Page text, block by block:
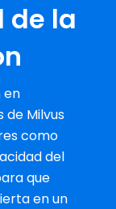
de la
en
de Milvus
del
que
en un